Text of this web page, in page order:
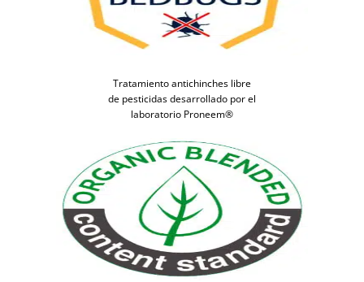
Tratamiento antichinches libre
de pesticidas desarrollado por el
laboratorio Proneem®